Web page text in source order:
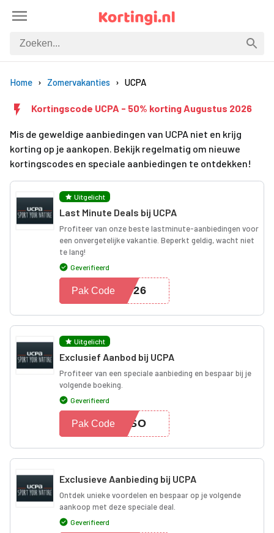
Home Zomervakanties UCPA
Kortingscode UCPA - 50% korting Augustus 2026
Mis de geweldige aanbiedingen van UCPA niet en krijg
korting op je aankopen. Bekijk regelmatig om nieuwe
kortingscodes en speciale aanbiedingen te ontdekken!
Uitgelicht
Last Minute Deals bij UCPA
Profiteer van onze beste lastminute-aanbiedingen voor
een onvergetelijke vakantie. Beperkt geldig, wacht niet
te lang!
Geverifieerd
2026
Pak Code
Uitgelicht
Exclusief Aanbod bij UCPA
Profiteer van een speciale aanbieding en bespaar bij je
volgende boeking.
Geverifieerd
HESO
Pak Code
Exclusieve Aanbieding bij UCPA
Ontdek unieke voordelen en bespaar op je volgende
aankoop met deze speciale deal.
Geverifieerd